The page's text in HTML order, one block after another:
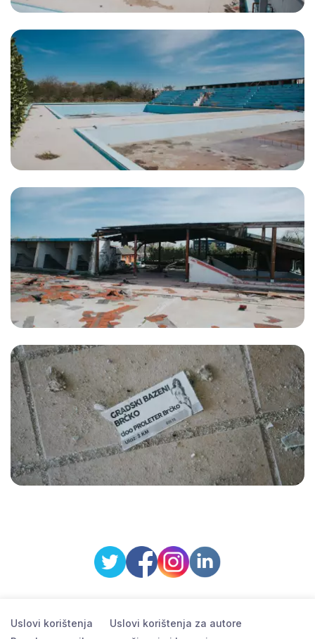
Uslovi korištenja
Uslovi korištenja za autore